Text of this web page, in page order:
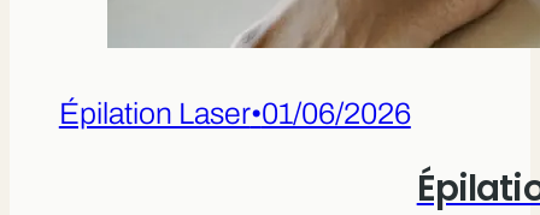
Épilation Laser•01/06/2026